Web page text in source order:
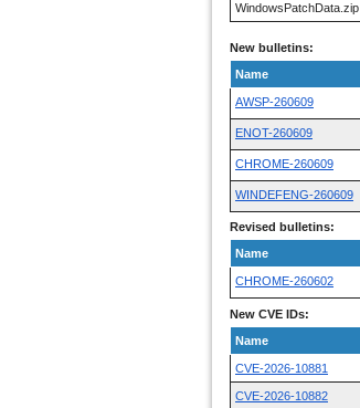
WindowsPatchData.zip
New bulletins:
Name
AWSP-260609
ENOT-260609
CHROME-260609
WINDEFENG-260609
Revised bulletins:
Name
CHROME-260602
New CVE IDs:
Name
CVE-2026-10881
CVE-2026-10882